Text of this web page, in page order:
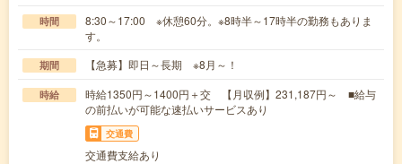
時間
8:30～17:00 ※休憩60分。※8時半～17時半の勤務もありま
す。
期間 【急募】即日～長期 ※8月～！
時給
時給1350円～1400円＋交 【月収例】231,187円～ ■給与
の前払いが可能な速払いサービスあり
交通費
交通費支給あり